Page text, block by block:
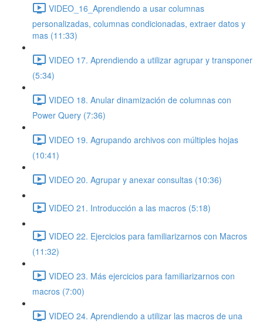
VIDEO_16_Aprendiendo a usar columnas
personalizadas, columnas condicionadas, extraer datos y
mas (11:33)
VIDEO 17. Aprendiendo a utilizar agrupar y transponer
(5:34)
VIDEO 18. Anular dinamización de columnas con
Power Query (7:36)
VIDEO 19. Agrupando archivos con múltiples hojas
(10:41)
VIDEO 20. Agrupar y anexar consultas (10:36)
VIDEO 21. Introducción a las macros (5:18)
VIDEO 22. Ejercicios para familiarizarnos con Macros
(11:32)
VIDEO 23. Más ejercicios para familiarizarnos con
macros (7:00)
VIDEO 24. Aprendiendo a utilizar las macros de una